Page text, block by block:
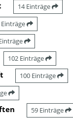
14 Einträge
102 Einträge
100 Einträge
59 Einträge